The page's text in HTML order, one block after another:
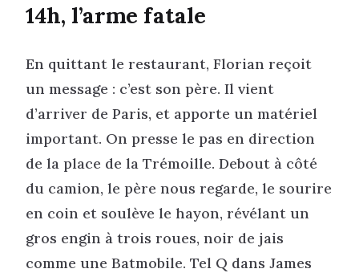
14h, l’arme fatale
En quittant le restaurant, Florian reçoit
un message : c’est son père. Il vient
d’arriver de Paris, et apporte un matériel
important. On presse le pas en direction
de la place de la Trémoille. Debout à côté
du camion, le père nous regarde, le sourire
en coin et soulève le hayon, révélant un
gros engin à trois roues, noir de jais
comme une Batmobile. Tel Q dans James